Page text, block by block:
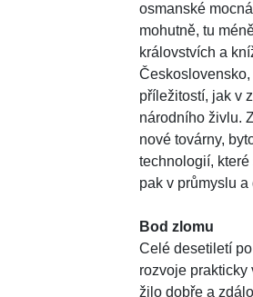
osmanské
mohutně, tu
královstvích a
příležitostí, jak v
národního živlu.
nové továrny,
technologií,
pak v průmyslu a
Bod zlomu
Celé desetiletí
rozvoje prakticky
žilo dobře a